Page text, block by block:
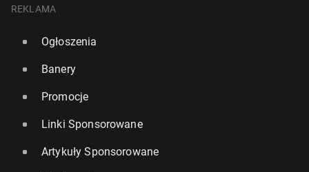
REKLAMA
Ogłoszenia
Banery
Promocje
Linki Sponsorowane
Artykuły Sponsorowane